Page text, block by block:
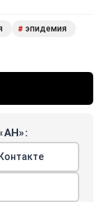
# эпидемия